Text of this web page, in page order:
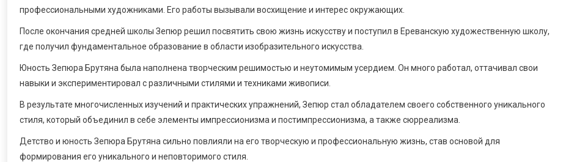
профессиональными художниками. Его работы вызывали восхищение и интерес окружающих.
После окончания средней школы Зепюр решил посвятить свою жизнь искусству и поступил в Ереванскую художественную школу,
где получил фундаментальное образование в области изобразительного искусства.
Юность Зепюра Брутяна была наполнена творческим решимостью и неутомимым усердием. Он много работал, оттачивал свои
навыки и экспериментировал с различными стилями и техниками живописи.
В результате многочисленных изучений и практических упражнений, Зепюр стал обладателем своего собственного уникального
стиля, который объединил в себе элементы импрессионизма и постимпрессионизма, а также сюрреализма.
Детство и юность Зепюра Брутяна сильно повлияли на его творческую и профессиональную жизнь, став основой для
формирования его уникального и неповторимого стиля.